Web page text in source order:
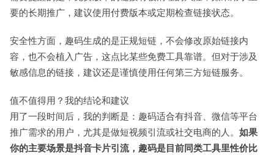
要的长期推广，建议使用付费版本或定期检查链接状态。
安全性方面，趣码生成的是正规短链，不会修改原始链接内
容，也不会植入广告，这点比某些免费工具靠谱。但对于涉及
敏感信息的链接，建议还是谨慎使用任何第三方短链服务。
值不值得用？我的结论和建议
用了一段时间后，我的判断是：趣码适合有抖音、微信等平台
推广需求的用户，尤其是做短视频引流或社交电商的人。 如果
你的主要场景是抖音卡片引流，趣码是目前同类工具里性价比